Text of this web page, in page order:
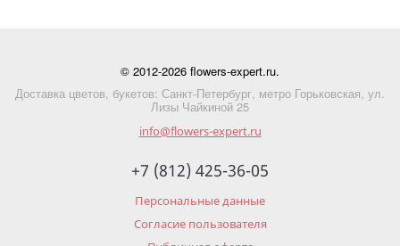
© 2012-2026 flowers-expert.ru.
Доставка цветов, букетов: Санкт-Петербург, метро Горьковская, ул.
Лизы Чайкиной 25
info@flowers-expert.ru
+7 (812) 425-36-05
Персональные данные
Согласие пользователя